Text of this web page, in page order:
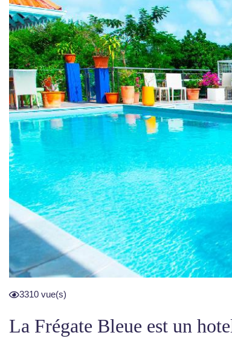
3310 vue(s)
La Frégate Bleue est un